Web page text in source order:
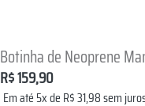
Botinha de Neoprene
R$159,90
Em até 5x de R$31,98sem